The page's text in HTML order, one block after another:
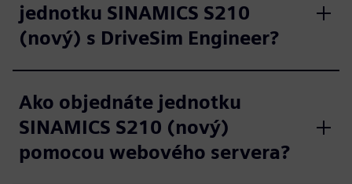
jednotku SINAMICS S210
(nový) s DriveSim Engineer?
Ako objednáte jednotku
SINAMICS S210 (nový)
pomocou webového servera?